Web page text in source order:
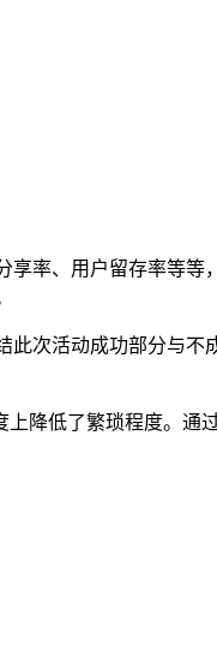
率、用户留存率等
次活动成功部分与
上降低了繁琐程度。通